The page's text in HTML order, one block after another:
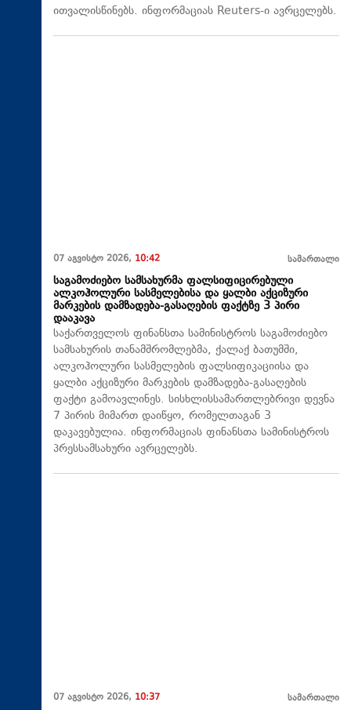
ითვალისწინებს. ინფორმაციას Reuters-ი ავრცელებს.
07 აგვისტო 2026, 10:42 სამართალი
საგამოძიებო სამსახურმა ფალსიფიცირებული
ალკოჰოლური სასმელებისა და ყალბი აქციზური
მარკების დამზადება-გასაღების ფაქტზე 3 პირი
დააკავა
საქართველოს ფინანსთა სამინისტროს საგამოძიებო
სამსახურის თანამშრომლებმა, ქალაქ ბათუმში,
ალკოჰოლური სასმელების ფალსიფიკაციისა და
ყალბი აქციზური მარკების დამზადება-გასაღების
ფაქტი გამოავლინეს. სისხლისსამართლებრივი დევნა
7 პირის მიმართ დაიწყო, რომელთაგან 3
დაკავებულია. ინფორმაციას ფინანსთა სამინისტროს
პრესსამსახური ავრცელებს.
07 აგვისტო 2026, 10:37 სამართალი